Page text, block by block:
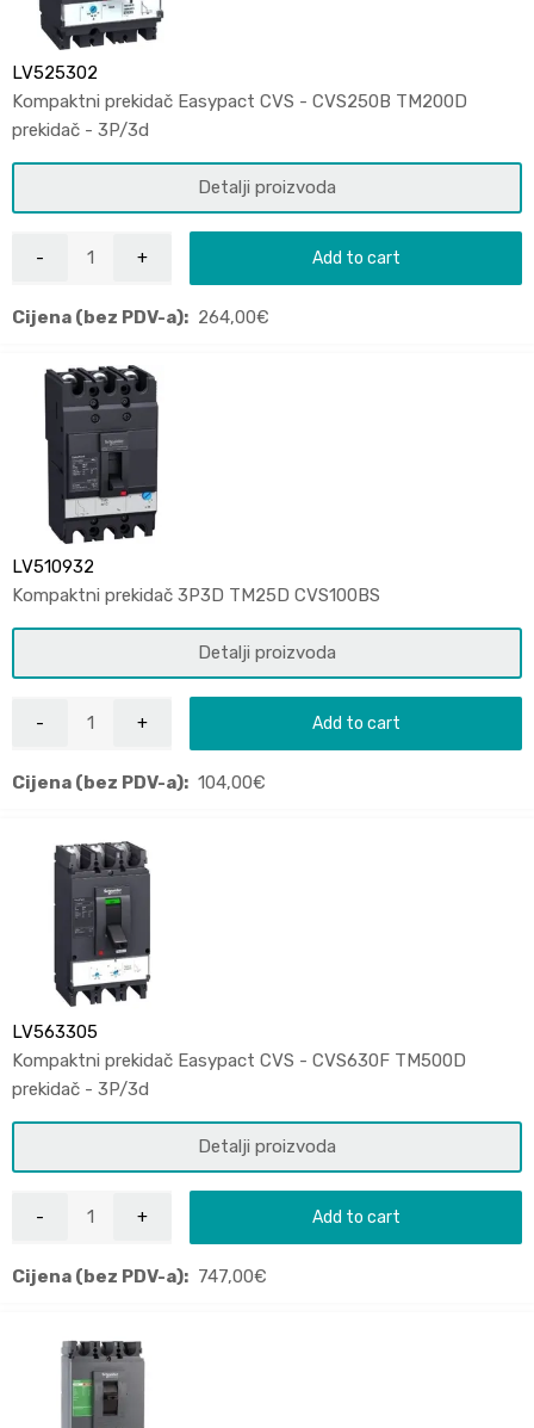
LV525302
Kompaktni prekidač Easypact CVS - CVS250B TM200D
prekidač - 3P/3d
Detalji proizvoda
Add to cart
Cijena (bez PDV-a): 264,00€
LV510932
Kompaktni prekidač 3P3D TM25D CVS100BS
Detalji proizvoda
Add to cart
Cijena (bez PDV-a): 104,00€
LV563305
Kompaktni prekidač Easypact CVS - CVS630F TM500D
prekidač - 3P/3d
Detalji proizvoda
Add to cart
Cijena (bez PDV-a): 747,00€